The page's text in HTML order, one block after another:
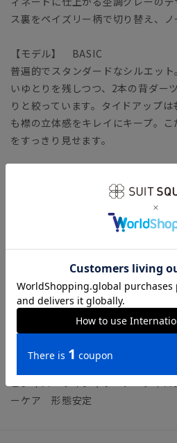
ス裏をペイズリー柄で切り替え、ノ
【モデル】 BASIC
普遍的でスタンダードなシルエッ
いゆとりを残しつつ、2本の背ダー
りと絞っています。タイドアップ
も襟の立体感をキレイにキープ。
をすっきり見せます。
コットン本来の風合いや機能性を
をブレンドして強度を高めています。
NON IRON（ノンアイロン）／言葉
要”な、画期的な『NON IRON』ド
【参考情報】The Style Dictionary
◆スーツに合うワイシャツおすす
いシャツの選び方
ーケア 形態安定